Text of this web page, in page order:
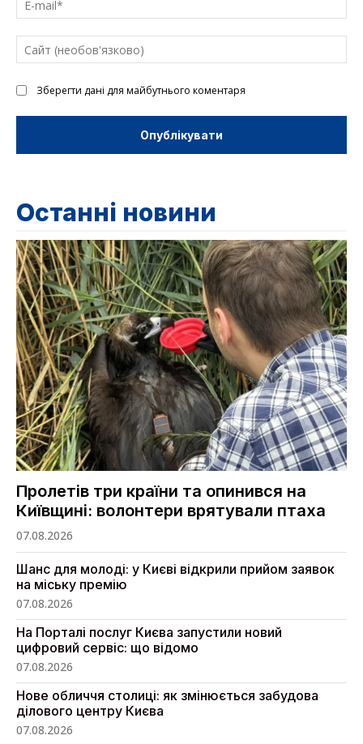
Зберегти дані для майбутнього коментаря
Останні новини
Пролетів три країни та опинився на
Київщині: волонтери врятували птаха
07.08.2026
Шанс для молоді: у Києві відкрили прийом заявок
на міську премію
07.08.2026
На Порталі послуг Києва запустили новий
цифровий сервіс: що відомо
07.08.2026
Нове обличчя столиці: як змінюється забудова
ділового центру Києва
07.08.2026